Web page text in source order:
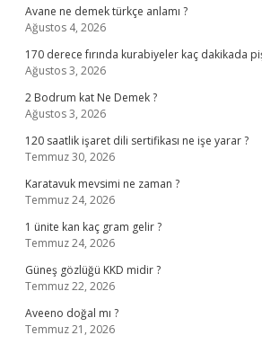
Avane ne demek türkçe anlamı ?
Ağustos 4, 2026
170 derece fırında kurabiyeler kaç dakikada
Ağustos 3, 2026
2 Bodrum kat Ne Demek ?
Ağustos 3, 2026
120 saatlik işaret dili sertifikası ne işe yarar ?
Temmuz 30, 2026
Karatavuk mevsimi ne zaman ?
Temmuz 24, 2026
1 ünite kan kaç gram gelir ?
Temmuz 24, 2026
Güneş gözlüğü KKD midir ?
Temmuz 22, 2026
Aveeno doğal mı ?
Temmuz 21, 2026